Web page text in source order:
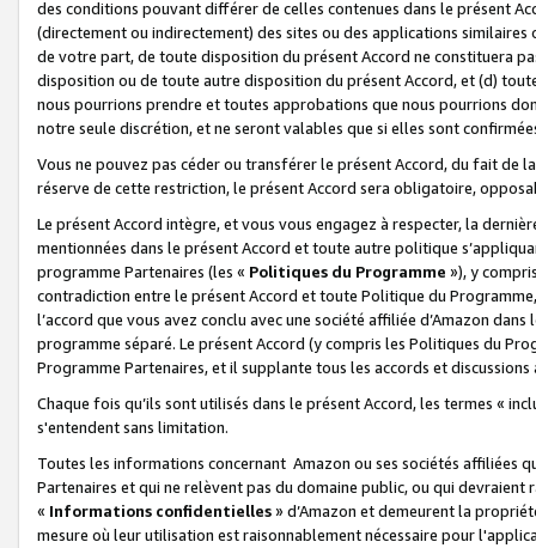
des conditions pouvant différer de celles contenues dans le présent
(directement ou indirectement) des sites ou des applications
de votre part, de toute disposition du présent Accord ne constituera
disposition ou de toute autre disposition du présent Accord, et (d)
nous pourrions prendre et toutes approbations que nous pourrions
notre seule discrétion, et ne seront valables que si elles sont
Vous ne pouvez pas céder ou transférer le présent Accord, du fait de
réserve de cette restriction, le présent Accord sera obligatoire,
Le présent Accord intègre, et vous vous engagez à respecter, la
mentionnées dans le présent Accord et toute autre politique
programme Partenaires (les « Politiques du Programme »), y
contradiction entre le présent Accord et toute Politique du
l’accord que vous avez conclu avec une société affiliée d’Amazon
programme séparé. Le présent Accord (y compris les Politiques du
Programme Partenaires, et il supplante tous les accords et discussions
Chaque fois qu’ils sont utilisés dans le présent Accord, les termes «
s'entendent sans limitation.
Toutes les informations concernant Amazon ou ses sociétés affiliées
Partenaires et qui ne relèvent pas du domaine public, ou qui
« Informations confidentielles» d’Amazon et demeurent la
mesure où leur utilisation est raisonnablement nécessaire pour